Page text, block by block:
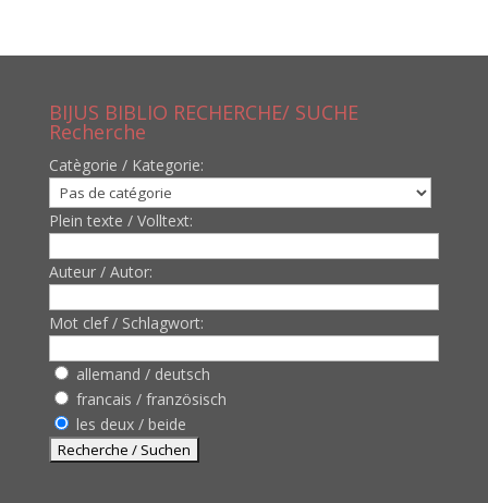
BIJUS BIBLIO RECHERCHE/ SUCHE
Recherche
Catègorie / Kategorie:
Plein texte / Volltext:
Auteur / Autor:
Mot clef / Schlagwort:
allemand / deutsch
francais / französisch
les deux / beide